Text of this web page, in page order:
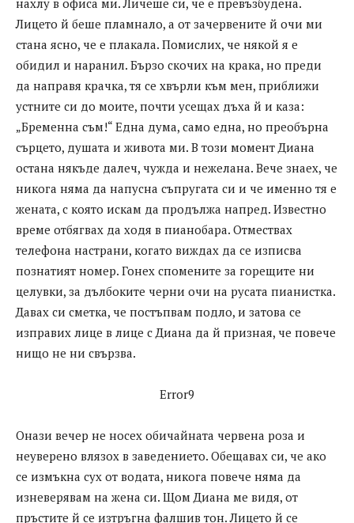
нахлу в офиса ми. Личеше си, че е превъзбудена.
Лицето й беше пламнало, а от зачервените й очи ми
стана ясно, че е плакала. Помислих, че някой я е
обидил и наранил. Бързо скочих на крака, но преди
да направя крачка, тя се хвърли към мен, приближи
устните си до моите, почти усещах дъха й и каза:
„Бременна съм!“ Една дума, само една, но преобърна
сърцето, душата и живота ми. В този момент Диана
остана някъде далеч, чужда и нежелана. Вече знаех, че
никога няма да напусна съпругата си и че именно тя е
жената, с която искам да продължа напред. Известно
време отбягвах да ходя в пианобара. Отмествах
телефона настрани, когато виждах да се изписва
познатият номер. Гонех спомените за горещите ни
целувки, за дълбоките черни очи на русата пианистка.
Давах си сметка, че постъпвам подло, и затова се
изправих лице в лице с Диана да й призная, че повече
нищо не ни свързва.
Error9
Онази вечер не носех обичайната червена роза и
неуверено влязох в заведението. Обещавах си, че ако
се измъкна сух от водата, никога повече няма да
изневерявам на жена си. Щом Диана ме видя, от
пръстите й се изтръгна фалшив тон. Лицето й се